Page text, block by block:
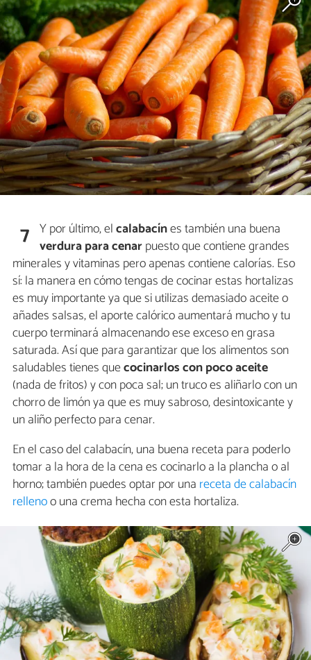
7 Y por último, elcalabacínes también una buena
verdura para cenarpuesto que contiene grandes
minerales y vitaminas pero apenas contiene calorías. Eso
sí: la manera en cómo tengas de cocinar estas hortalizas
es muy importante ya que si utilizas demasiado aceite o
añades salsas, el aporte calórico aumentará mucho y tu
cuerpo terminará almacenando ese exceso en grasa
saturada. Así que para garantizar que los alimentos son
saludables tienes quecocinarlos con poco aceite
(nada de fritos) y con poca sal; un truco es aliñarlo con un
chorro de limón ya que es muy sabroso, desintoxicante y
un aliño perfecto para cenar.
En el caso del calabacín, una buena receta para poderlo
tomar a la hora de la cena es cocinarlo a la plancha o al
horno; también puedes optar por una receta de calabacín
rellenoo una crema hecha con esta hortaliza.